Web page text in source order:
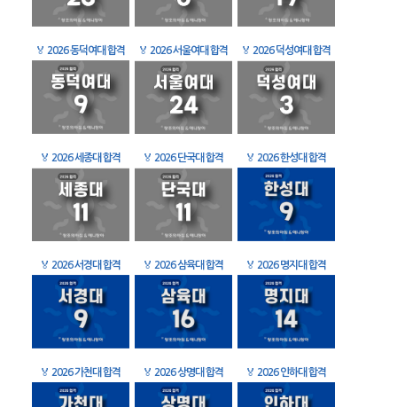
🏅 2026 동덕여대 합격 🏅 2026 서울여대 합격 🏅 2026 덕성여대 합격
🏅 2026 세종대 합격 🏅 2026 단국대 합격 🏅 2026 한성대 합격
🏅 2026 서경대 합격 🏅 2026 삼육대 합격 🏅 2026 명지대 합격
🏅 2026 가천대 합격 🏅 2026 상명대 합격 🏅 2026 인하대 합격